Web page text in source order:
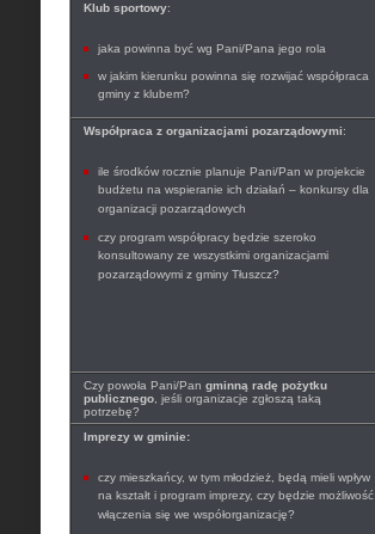
Klub sportowy:
jaka powinna być wg Pani/Pana jego rola
w jakim kierunku powinna się rozwijać współpraca
gminy z klubem?
Współpraca z organizacjami pozarządowymi:
ile środków rocznie planuje Pani/Pan w projekcie
budżetu na wspieranie ich działań – konkursy dla
organizacji pozarządowych
czy program współpracy będzie szeroko
konsultowany ze wszystkimi organizacjami
pozarządowymi z gminy Tłuszcz?
Czy powoła Pani/Pan gminną radę pożytku
publicznego, jeśli organizacje zgłoszą taką
potrzebę?
Imprezy w gminie:
czy mieszkańcy, w tym młodzież, będą mieli wpływ
na kształt i program imprezy, czy będzie możliwość
włączenia się we współorganizację?